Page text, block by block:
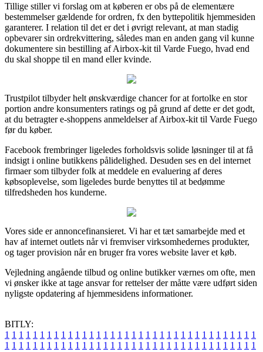
Tillige stiller vi forslag om at køberen er obs på de elementære
bestemmelser gældende for ordren, fx den byttepolitik hjemmesiden
garanterer. I relation til det er det i øvrigt relevant, at man stadig
opbevarer sin ordrekvittering, således man en anden gang vil kunne
dokumentere sin bestilling af Airbox-kit til Varde Fuego, hvad end
du skal shoppe til en mand eller kvinde.
Trustpilot tilbyder helt ønskværdige chancer for at fortolke en stor
portion andre konsumenters ratings og på grund af dette er det godt,
at du betragter e-shoppens anmeldelser af Airbox-kit til Varde Fuego
før du køber.
Facebook frembringer ligeledes forholdsvis solide løsninger til at få
indsigt i online butikkens pålidelighed. Desuden ses en del internet
firmaer som tilbyder folk at meddele en evaluering af deres
købsoplevelse, som ligeledes burde benyttes til at bedømme
tilfredsheden hos kunderne.
Vores side er annoncefinansieret. Vi har et tæt samarbejde med et
hav af internet outlets når vi fremviser virksomhedernes produkter,
og tager provision når en bruger fra vores website laver et køb.
Vejledning angående tilbud og online butikker værnes om ofte, men
vi ønsker ikke at tage ansvar for rettelser der måtte være udført siden
nyligste opdatering af hjemmesidens informationer.
BITLY:
1 1 1 1 1 1 1 1 1 1 1 1 1 1 1 1 1 1 1 1 1 1 1 1 1 1 1 1 1 1 1 1 1 1 1 1
1 1 1 1 1 1 1 1 1 1 1 1 1 1 1 1 1 1 1 1 1 1 1 1 1 1 1 1 1 1 1 1 1 1 1 1